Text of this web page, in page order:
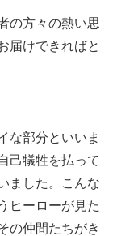
の方々の熱い思
届けできればと
な部分といいま
己犠牲を払って
ました。こんな
ヒーローが見た
の仲間たちがき